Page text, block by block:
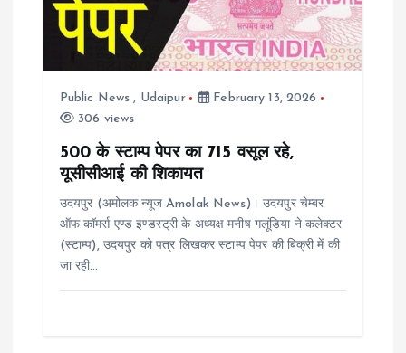
a
Public News , Udaipur
February 13, 2026
306 views
500 के स्टाम्प पेपर का 715 वसूल रहे,
यूसीसीआई की शिकायत
उदयपुर (अमोलक न्यूज Amolak News)। उदयपुर चेम्बर
ऑफ कॉमर्स एण्ड इण्डस्ट्री के अध्यक्ष मनीष गलूंडिया ने कलेक्टर
(स्टाम्प), उदयपुर को पत्र लिखकर स्टाम्प पेपर की बिक्री में की
जा रही…